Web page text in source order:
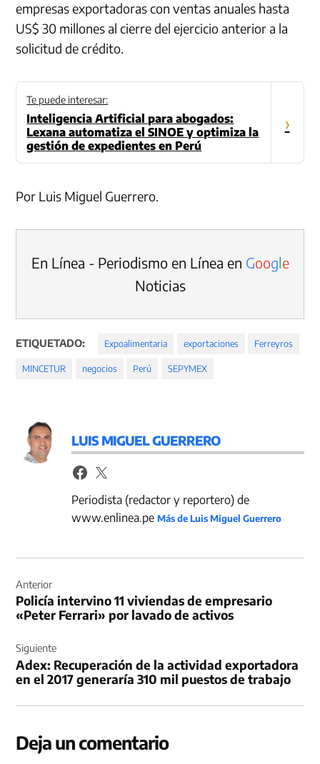
empresas exportadoras con ventas anuales hasta
US$ 30 millones al cierre del ejercicio anterior a la
solicitud de crédito.
Te puede interesar:
Inteligencia Artificial para abogados:
Lexana automatiza el SINOE y optimiza la
gestión de expedientes en Perú
›
Por Luis Miguel Guerrero.
En Línea - Periodismo en Línea en Google
Noticias
ETIQUETADO: Expoalimentaria exportaciones Ferreyros
MINCETUR negocios Perú SEPYMEX
LUIS MIGUEL GUERRERO
Periodista (redactor y reportero) de
www.enlinea.peMás de Luis Miguel Guerrero
de
entradas
Anterior
Policía intervino 11 viviendas de empresario
«Peter Ferrari» por lavado de activos
Siguiente
Adex: Recuperación de la actividad exportadora
en el 2017 generaría 310 mil puestos de trabajo
Deja un comentario